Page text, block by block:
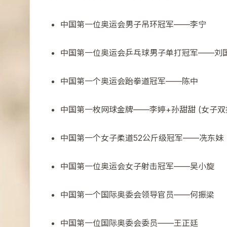
中国第一位奥运会男子吊环冠军——李宁
中国第一位奥运会乒乓球男子单打冠军——刘
中国第一个奥运会跆拳道冠军——陈中
中国第一枚网球金牌——李婷+孙甜甜 (女子双
中国第一个女子柔道52公斤级冠军——冼东妹
中国第一位奥运会女子射击冠军——吴小旋
中国第一个国际奥委会领导官员——何振梁
中国第一位国际奥委会委员——王正廷